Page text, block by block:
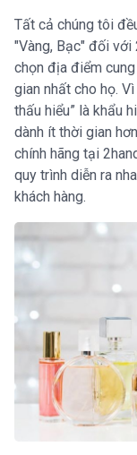
Tất cả chúng tôi
"Vàng, Bạc" đối với
chọn địa điểm
gian nhất cho họ.
thấu hiểu” là khẩu
dành ít thời gian
chính hãng tại
quy trình diễn ra
khách hàng.